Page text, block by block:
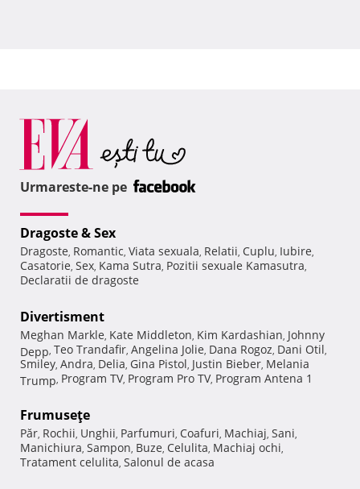
Urmareste-ne pe
Dragoste & Sex
Dragoste, Romantic, Viata sexuala, Relatii, Cuplu, Iubire,
Casatorie, Sex, Kama Sutra, Pozitii sexuale Kamasutra,
Declaratii de dragoste
Divertisment
Meghan Markle, Kate Middleton, Kim Kardashian, Johnny
Depp, Teo Trandafir, Angelina Jolie, Dana Rogoz, Dani Otil,
Smiley, Andra, Delia, Gina Pistol, Justin Bieber, Melania
Trump, Program TV, Program Pro TV, Program Antena 1
Frumuseţe
Păr, Rochii, Unghii, Parfumuri, Coafuri, Machiaj, Sani,
Manichiura, Sampon, Buze, Celulita, Machiaj ochi,
Tratament celulita, Salonul de acasa